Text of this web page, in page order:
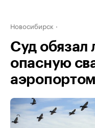
Новосибирск
Суд обязал
опасную